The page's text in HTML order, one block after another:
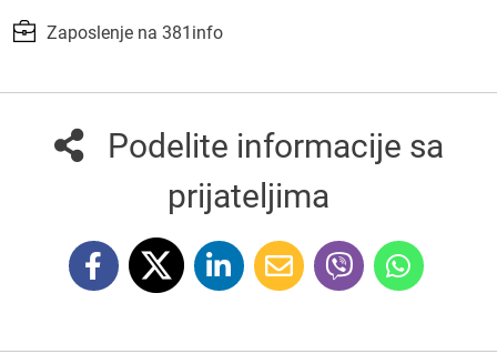
Zaposlenje na 381info
Podelite informacije sa
prijateljima